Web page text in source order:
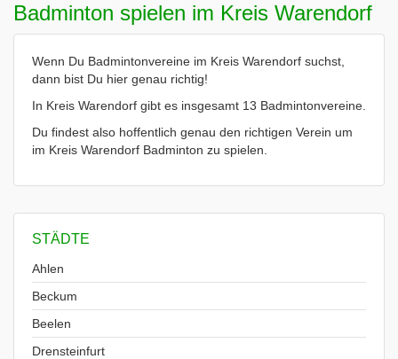
Badminton spielen im Kreis Warendorf
Wenn Du Badmintonvereine im Kreis Warendorf suchst,
dann bist Du hier genau richtig!
In Kreis Warendorf gibt es insgesamt 13 Badmintonvereine.
Du findest also hoffentlich genau den richtigen Verein um
im Kreis Warendorf Badminton zu spielen.
STÄDTE
Ahlen
Beckum
Beelen
Drensteinfurt